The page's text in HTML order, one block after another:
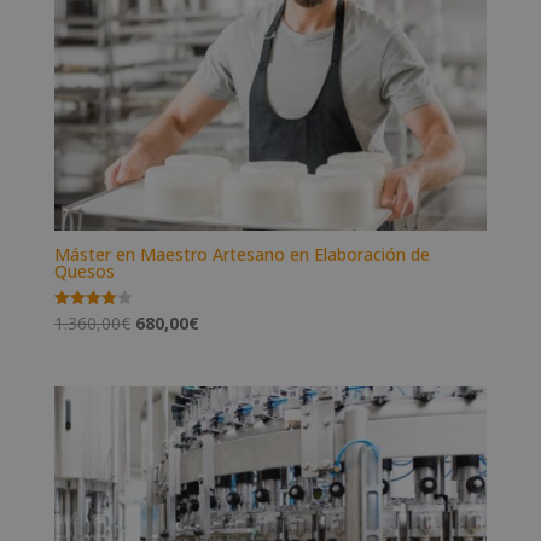
Máster en Maestro Artesano en Elaboración de
Quesos
Valorado
con
1.360,00€ El
era:
1.360,00€.
680,00€El
es:
680,00€.